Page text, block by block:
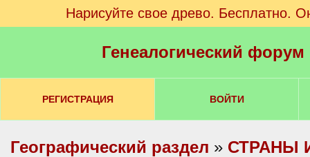
Нарисуйте свое древо. Бесплатно.
Генеалогический
РЕГИСТРАЦИЯ ВОЙТИ
Географический раздел » СТРАНЫ